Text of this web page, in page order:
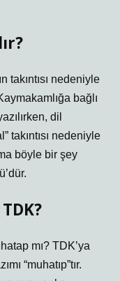
takıntısı nedeniyle
bağlı
dil
takıntısı nedeniyle
böyle bir şey
mı? TDK’ya
“muhatıp”tır.